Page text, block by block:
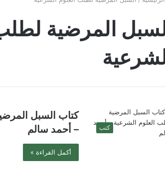
المرضية
كتب
كتاب السبل
– أحمد سالم
أكمل القراءة »